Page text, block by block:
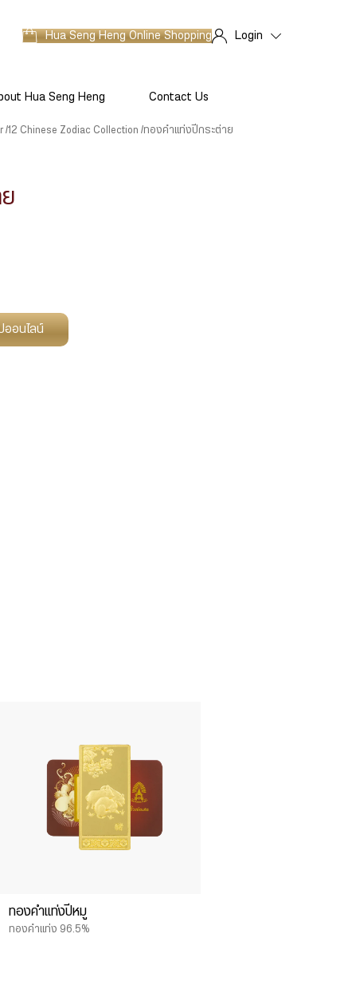
Hua Seng HengOnline Shopping Login
Hua Seng Heng Contact Us
12 Chinese Zodiac Collection ทองคำแท่งปีกระต่าย
ออนไลน์
ทองคำแท่งปีหมู
ทองคำแท่ง 96.5%